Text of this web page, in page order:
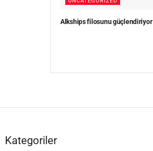
Alkships filosunu güçlendiriyor
Kategoriler